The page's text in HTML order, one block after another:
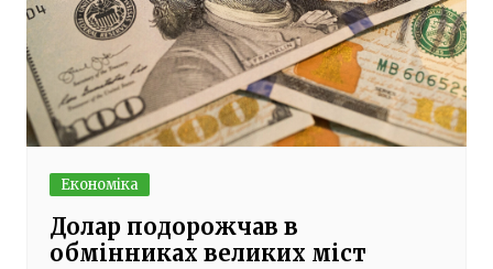
Економіка
Долар подорожчав в
обмінниках великих міст